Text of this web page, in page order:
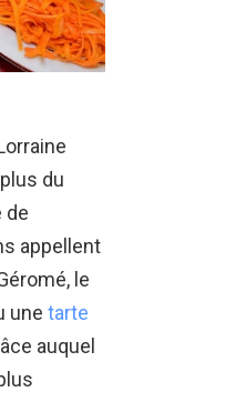
du
de
appellent
le
une tarte
auquel